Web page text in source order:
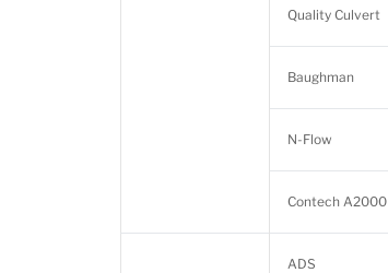
Quality Culvert
Baughman
N-Flow
Contech A2000
ADS